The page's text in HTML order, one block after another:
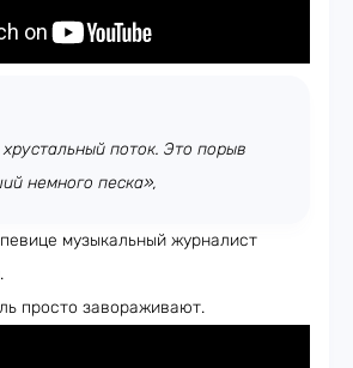
поток. Это порыв
немного песка»,
музыкальный журналист
просто завораживают.